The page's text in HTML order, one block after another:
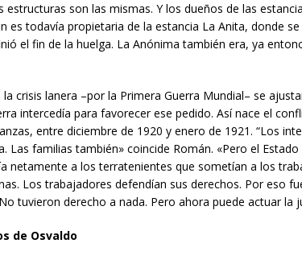
estructuras son las mismas. Y los dueños de las
es todavía propietaria de la estancia La Anita, donde
el fin de la huelga. La Anónima también era, ya
crisis lanera –por la Primera Guerra Mundial– se
intercedía para favorecer ese pedido. Así nace el
entre diciembre de 1920 y enero de 1921. “Los
Las familias también» coincide Román. «Pero el
netamente a los terratenientes que sometían a los
Los trabajadores defendían sus derechos. Por eso
tuvieron derecho a nada. Pero ahora puede actuar la
de Osvaldo